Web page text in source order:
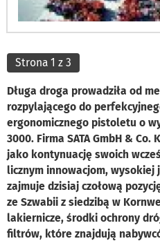
Strona 1 z 3
Długa droga prowadziła od
rozpylającego do
ergonomicznego pistoletu o
3000. Firma SATA GmbH &
jako kontynuację swoich
licznym innowacjom,
zajmuje dzisiaj czołową
ze Szwabii z siedzibą w
lakiernicze, środki ochrony
filtrów, które znajdują